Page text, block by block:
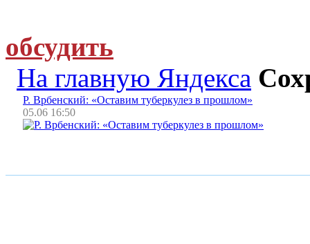
обсудить
На главную Яндекса
Р. Врбенский: «Оставим туберкулез в прошлом»
05.06 16:50